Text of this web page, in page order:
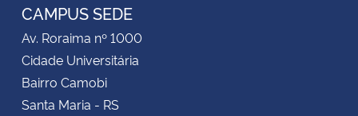
CAMPUS SEDE
Av. Roraima nº 1000
Cidade Universitária
Bairro Camobi
Santa Maria - RS